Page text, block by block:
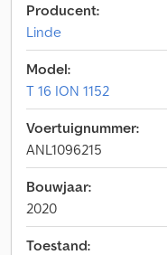
Producent:
Linde
Model:
T 16 ION 1152
Voertuignummer:
ANL1096215
Bouwjaar:
2020
Toestand: